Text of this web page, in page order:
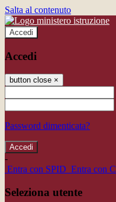
Salta al contenuto
Accedi
Accedi
button close ×
Password dimenticata?
-
Entra con SPID Entra con
Seleziona utente